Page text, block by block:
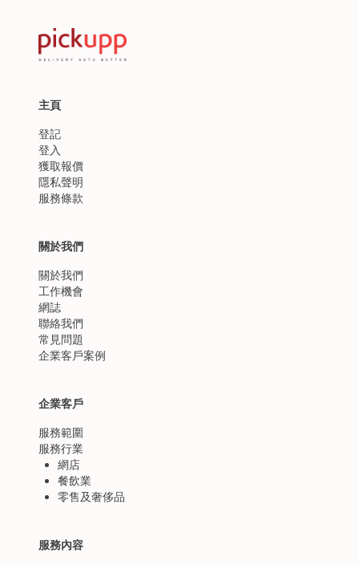
主頁
登記
登入
獲取報價
隱私聲明
服務條款
關於我們
關於我們
工作機會
網誌
聯絡我們
常見問題
企業客戶案例
企業客戶
服務範圍
服務行業
網店
餐飲業
零售及奢侈品
服務內容